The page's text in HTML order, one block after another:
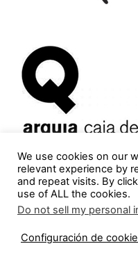
We use cookies on our
relevant experience by
and repeat visits. By
use of ALL the cookies.
Do not sell my personal
Configuración de